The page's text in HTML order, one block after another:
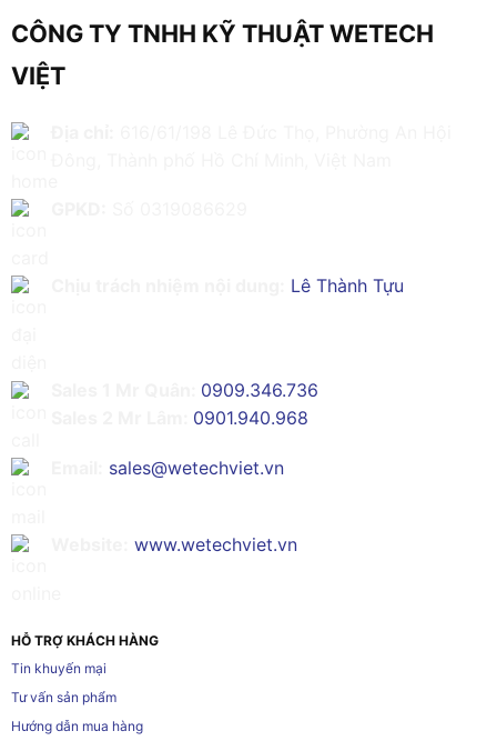
CÔNG TY TNHH KỸ THUẬT WETECH
VIỆT
Lê Thành Tựu
0909.346.736
0901.940.968
sales@wetechviet.vn
www.wetechviet.vn
HỖ TRỢ KHÁCH HÀNG
Tin khuyến mại
Tư vấn sản phẩm
Hướng dẫn mua hàng